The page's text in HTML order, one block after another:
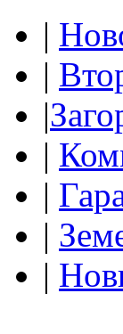
|
|
|
|
|
|
|